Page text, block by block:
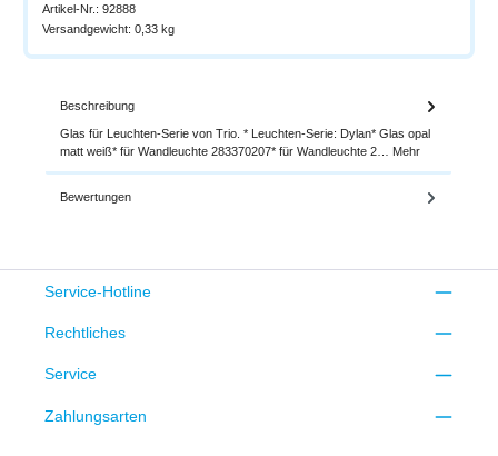
Artikel-Nr.: 92888
Versandgewicht: 0,33 kg
Beschreibung
Glas für Leuchten-Serie von Trio. * Leuchten-Serie: Dylan* Glas opal
matt weiß* für Wandleuchte 283370207* für Wandleuchte 2… Mehr
Bewertungen
Service-Hotline
Rechtliches
Service
Zahlungsarten